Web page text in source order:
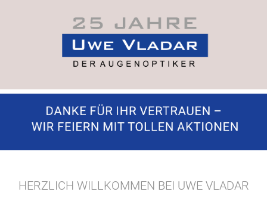
HERZLICH WILLKOMMEN BEI UWE VLADAR